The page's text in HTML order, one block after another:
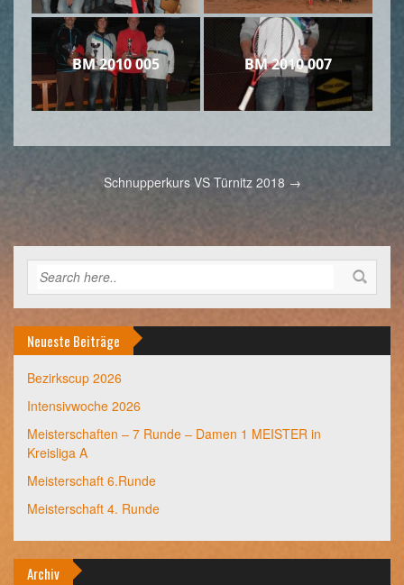
BM 2010 005 BM 2010 007
Post
navigation
Schnupperkurs VS Türnitz 2018 →
Neueste Beiträge
Bezirkscup 2026
Intensivwoche 2026
Meisterschaften – 7 Runde – Damen 1 MEISTER in
Kreisliga A
Meisterschaft 6.Runde
Meisterschaft 4. Runde
Archiv